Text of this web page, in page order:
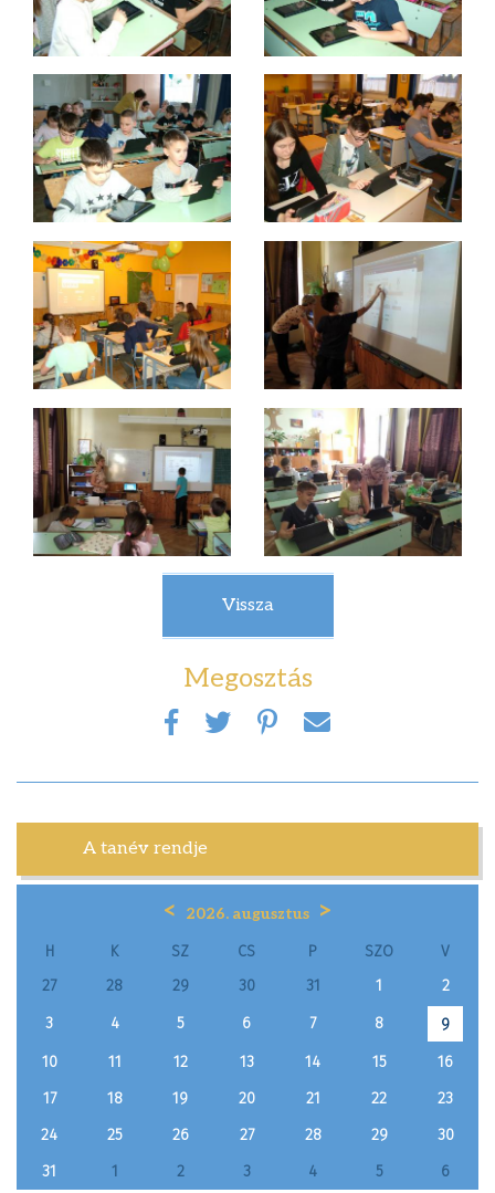
A tanév rendje
< 2026. augusztus >
H K SZ CS P SZO
V
27
28 29 30 31 1
2
3
4 5 6 7 8 9
10 11 12 13 14 15
16
17
18 19 20 21 22
23
24
25 26 27 28 29
30
31
1 2 3 4 5 6
Vissza
Megosztás